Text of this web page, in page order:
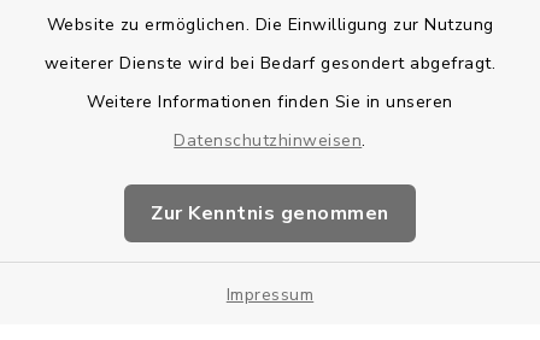
Website zu ermöglichen. Die Einwilligung zur Nutzung
weiterer Dienste wird bei Bedarf gesondert abgefragt.
Weitere Informationen finden Sie in unseren
Datenschutzhinweisen.
Zur Kenntnis genommen
Impressum
Barrierefreiheit
Impressum
Sitemap